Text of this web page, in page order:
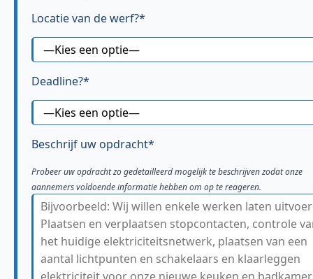
Locatie van de werf?*
Deadline?*
Beschrijf uw opdracht*
Probeer uw opdracht zo gedetailleerd mogelijk te beschrijven zodat onze
aannemers voldoende informatie hebben om op te reageren.